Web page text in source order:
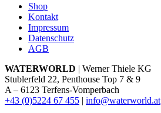
Shop
Kontakt
Impressum
Datenschutz
AGB
WATERWORLD | Werner Thiele KG
Stublerfeld 22, Penthouse Top 7 & 9
A – 6123 Terfens-Vomperbach
+43 (0)5224 67 455 | info@waterworld.at